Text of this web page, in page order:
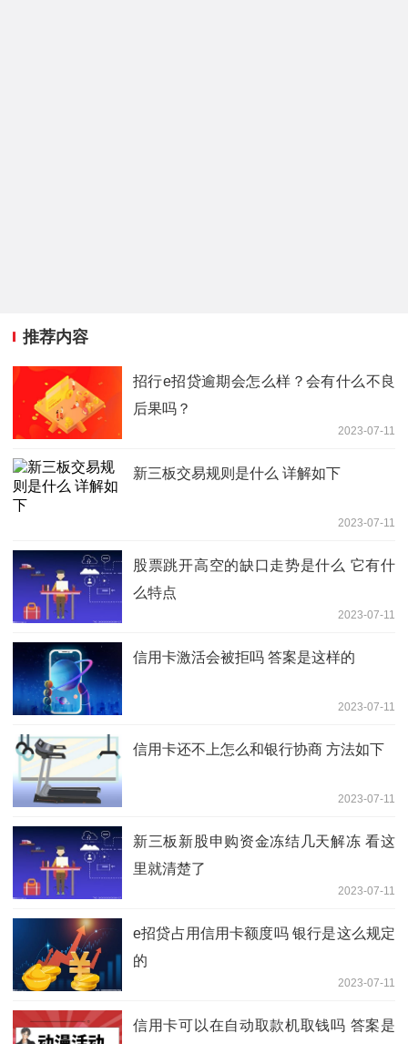
推荐内容
招行e招贷逾期会怎么样？会有什么不良
后果吗？
2023-07-11
新三板交易规则是什么 详解如下
2023-07-11
股票跳开高空的缺口走势是什么 它有什
么特点
2023-07-11
信用卡激活会被拒吗 答案是这样的
2023-07-11
信用卡还不上怎么和银行协商 方法如下
2023-07-11
新三板新股申购资金冻结几天解冻 看这
里就清楚了
2023-07-11
e招贷占用信用卡额度吗 银行是这么规定
的
2023-07-11
信用卡可以在自动取款机取钱吗 答案是